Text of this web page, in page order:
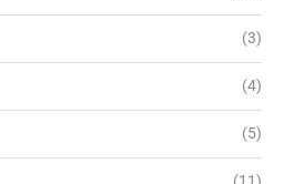
(3)
(4)
(5)
(11)